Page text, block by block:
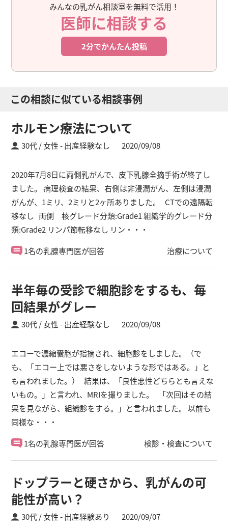
みんなの乳がん相談室を無料で活用！
医師に相談する
2分でかんたん投稿
この相談に似ている相談事例
ホルモン療法について
30代 / 女性 出産経験なし 2020/09/08
2020年7月8日に両側乳がんで、皮下乳腺全摘手術が終了し
ました。 病理検査の結果、右側は非浸潤がん、左側は浸潤
がんが、1ミリ、2ミリと2ヶ所ありました。 CTでの遠隔転
移なし 両側 核グレード分類:Grade1 組織学的グレード分
類:Grade2 リンパ節転移なし リン・・・
治療について
1名の乳腺専門医が回答
半年毎の受診で細胞診をするも、毎
回結果がグレー
30代 / 女性 出産経験なし 2020/09/08
エコーで濃縮嚢胞が指摘され、細胞診をしました。（で
も、「エコー上では悪さをしないような形ではある。」と
も言われました。） 結果は、「良性悪性どちらとも言えな
いもの。」と言われ、MRIを撮りました。 「次回はその結
果を見ながら、組織診をする。」と言われました。 以前も
同様な・・・
検診・検査について
1名の乳腺専門医が回答
ドップラーと硬さから、乳がんの可
能性が高い？
30代 / 女性 出産経験あり 2020/09/07